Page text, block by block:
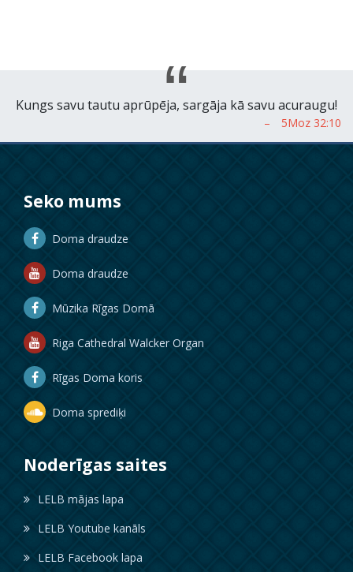
Kungs savu tautu aprūpēja, sargāja kā savu acuraugu!
Seko mums
Doma draudze
Doma draudze
Mūzika Rīgas Domā
Riga Cathedral Walcker Organ
Rīgas Doma koris
Doma sprediķi
Noderīgas saites
LELB mājas lapa
LELB Youtube kanāls
LELB Facebook lapa